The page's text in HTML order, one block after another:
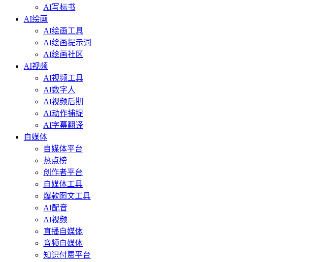
AI写标书
AI绘画
AI绘画工具
AI绘画提示词
AI绘画社区
AI视频
AI视频工具
AI数字人
AI视频后期
AI动作捕捉
AI字幕翻译
自媒体
自媒体平台
热点榜
创作者平台
自媒体工具
爆款图文工具
AI配音
AI视频
直播自媒体
音频自媒体
知识付费平台